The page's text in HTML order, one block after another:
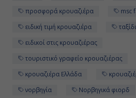
προσφορά κρουαζιέρα
msc
ειδική τιμή κρουαζιέρα
ειδικοί στις κρουαζιέρας
τουριστικό γραφείο κρουαζιέρας
κρουαζιέρα Ελλάδα
νορβηγία
Νορβηγικά φιορδ